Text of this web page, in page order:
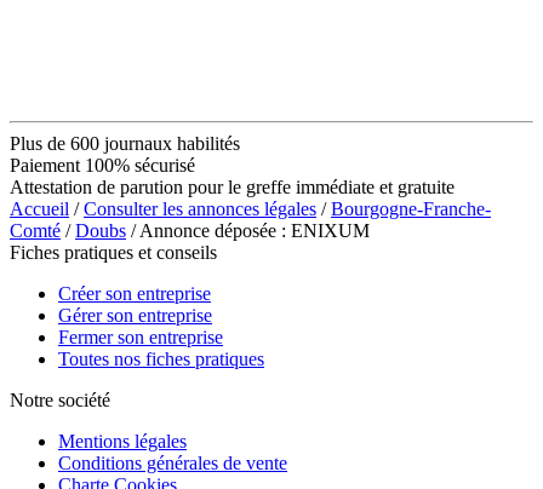
Plus de 600 journaux habilités
Paiement 100% sécurisé
Attestation de parution pour le greffe immédiate et gratuite
Accueil /Consulter les annonces légales /Bourgogne-Franche-
Comté /Doubs / Annonce déposée : ENIXUM
Fiches pratiques et conseils
Créer son entreprise
Gérer son entreprise
Fermer son entreprise
Toutes nos fiches pratiques
Notre société
Mentions légales
Conditions générales de vente
Charte Cookies